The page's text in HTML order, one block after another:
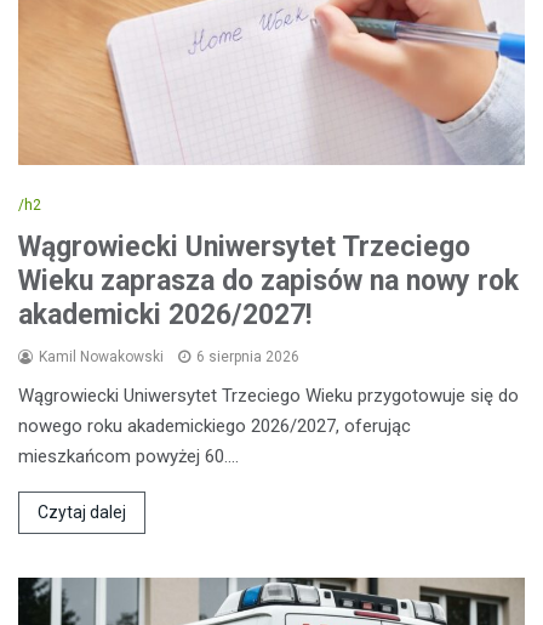
/h2
Wągrowiecki Uniwersytet Trzeciego
Wieku zaprasza do zapisów na nowy rok
akademicki 2026/2027!
Kamil Nowakowski 6 sierpnia 2026
Wągrowiecki Uniwersytet Trzeciego Wieku przygotowuje się do
nowego roku akademickiego 2026/2027, oferując
mieszkańcom powyżej 60.…
Czytaj dalej